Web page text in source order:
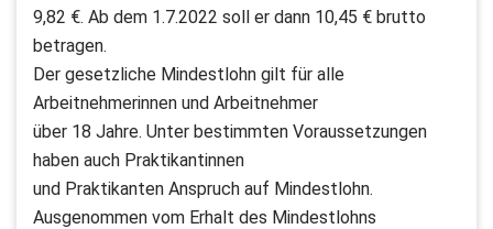
9,82 €. Ab dem 1.7.2022 soll er dann 10,45 € brutto
betragen.
Der gesetzliche Mindestlohn gilt für alle
Arbeitnehmerinnen und Arbeitnehmer
über 18 Jahre. Unter bestimmten Voraussetzungen
haben auch Praktikantinnen
und Praktikanten Anspruch auf Mindestlohn.
Ausgenommen vom Erhalt des Mindestlohns